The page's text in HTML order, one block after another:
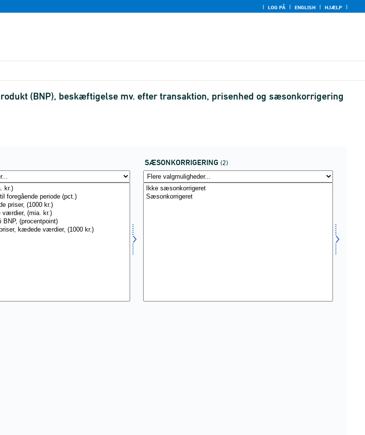
LOG PÅ ENGLISH HJÆLP
(BNP), beskæftigelse mv. efter transaktion, prisenhed og sæsonkorrigering
SÆSONKORRIGERING (2)